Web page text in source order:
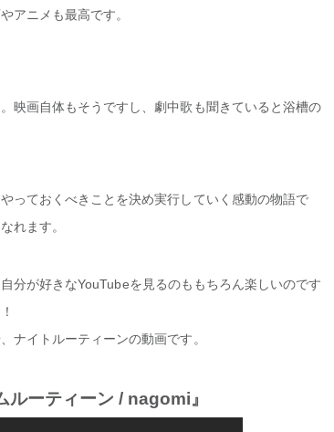
アニメも最高です。
映画自体もそうですし、劇中歌も聞きていると浴槽の
っておくべきことを決め実行していく感動の物語で
れます。
分が好きなYouTubeを見るのももちろん楽しいのです
ナイトルーティーンの動画です。
ルーティーン / nagomi』